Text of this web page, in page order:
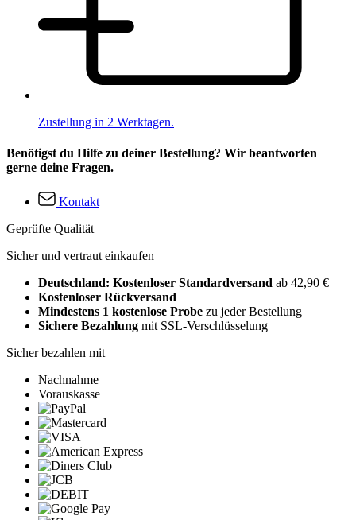
Zustellung in 2 Werktagen.
Benötigst du Hilfe zu deiner Bestellung? Wir beantworten
gerne deine Fragen.
Kontakt
Geprüfte Qualität
Sicher und vertraut einkaufen
Deutschland: Kostenloser Standardversand ab 42,90 €
Kostenloser Rückversand
Mindestens 1 kostenlose Probe zu jeder Bestellung
Sichere Bezahlung mit SSL-Verschlüsselung
Sicher bezahlen mit
Nachnahme
Vorauskasse